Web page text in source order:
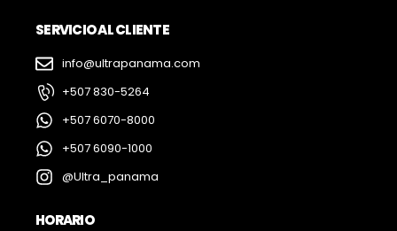
SERVICIO AL CLIENTE
info@ultrapanama.com
+507 830-5264
+507 6070-8000
+507 6090-1000
@Ultra_panama
HORARIO